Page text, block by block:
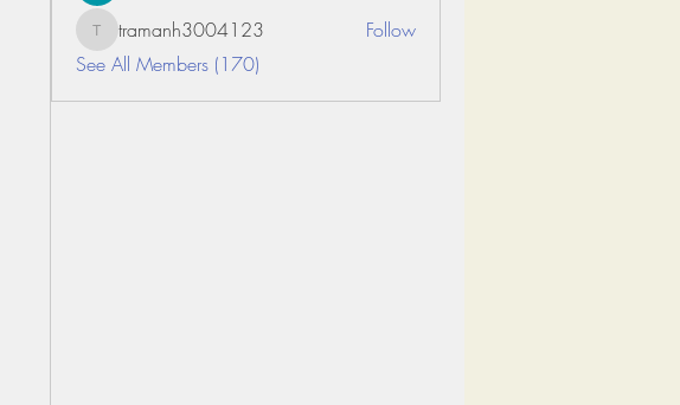
tramanh3004123
tramanh3004123
Follow
See All Members (170)